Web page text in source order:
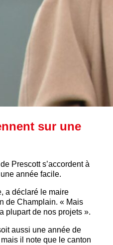
sur une
Prescott s’accordent à
année facile.
a déclaré le maire
de Champlain. « Mais
plupart de nos projets ».
aussi une année de
il note que le canton